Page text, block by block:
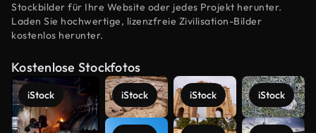
Stockbilder für Ihre Website oder jedes Projekt herunter.
Laden Sie hochwertige, lizenzfreie Zivilisation-Bilder
kostenlos herunter.
Kostenlose Stockfotos
iStock iStock iStock iStock